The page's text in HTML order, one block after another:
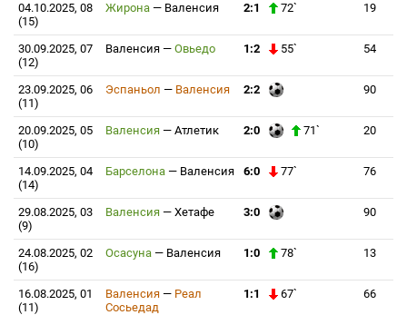
04.10.2025, 08
(15)
Жирона — Валенсия 2:1 72` 19
30.09.2025, 07
(12)
Валенсия — Овьедо 1:2 55` 54
23.09.2025, 06
(11)
Эспаньол — Валенсия 2:2 90
20.09.2025, 05
(10)
Валенсия — Атлетик 2:0 71` 20
14.09.2025, 04
(14)
Барселона — Валенсия 6:0 77` 76
29.08.2025, 03
(9)
Валенсия — Хетафе 3:0 90
24.08.2025, 02
(16)
Осасуна — Валенсия 1:0 78` 13
16.08.2025, 01
(11)
Валенсия — Реал
Сосьедад
1:1 67` 66